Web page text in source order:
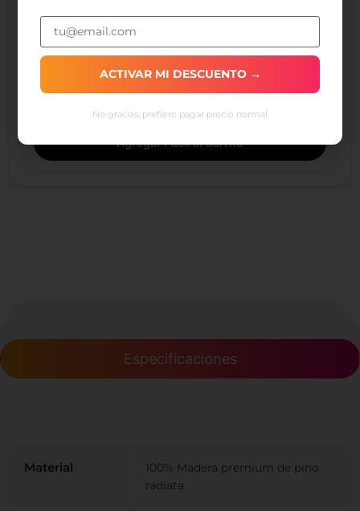
Precio total: $94.000
Precio del pack: $82.720
$11.280
Agregar Pack al Carrito
Especificaciones
Material
100% Madera premium de pino
radiata
ACTIVAR MI DESCUENTO →
No gracias, prefiero pagar precio normal